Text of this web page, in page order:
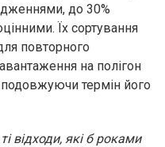
до 30%
Їх сортування
повторного
на полігон
термін його
відходи, які б роками